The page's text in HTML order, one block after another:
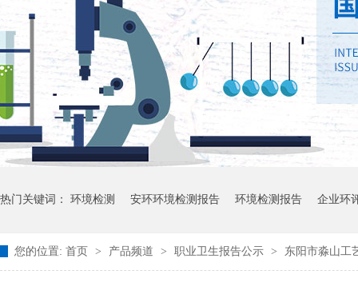
热门关键词： 环境检测 安环环境检测报告 环境检测报告 企业环
您的位置: 首页 > 产品频道 > 职业卫生报告公示 > 东阳市淼山工